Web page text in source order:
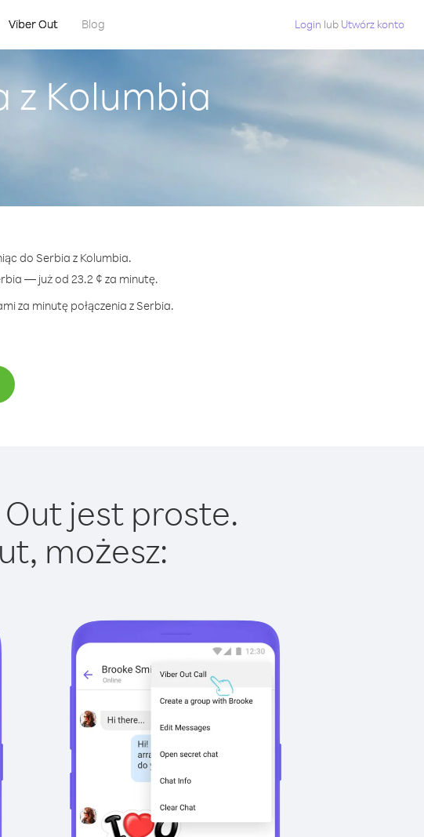
Viber Out Blog Login lub Utwórz konto
z Kolumbia
do Serbia z Kolumbia.
— już od 23.2 ¢ za minutę.
za minutę połączenia z Serbia.
jest proste.
możesz: